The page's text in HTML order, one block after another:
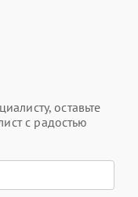
оставьте
с радостью